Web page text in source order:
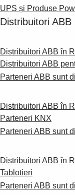
UPS și Produse
Distribuitori
Distribuitori ABB în
Distribuitori ABB
Parteneri ABB sunt
Distribuitori ABB în
Parteneri KNX
Parteneri ABB sunt
Distribuitori ABB în
Tablotieri
Parteneri ABB sunt